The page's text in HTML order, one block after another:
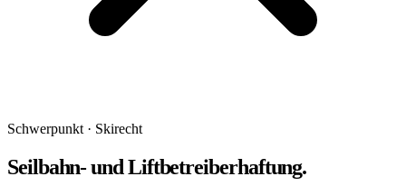
Schwerpunkt · Skirecht
Seilbahn- und Liftbetreiberhaftung.